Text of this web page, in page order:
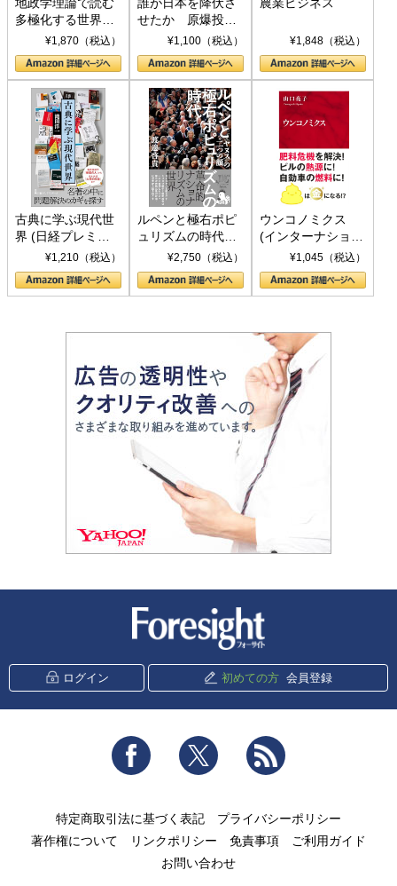
多極化する世界：
トランプとBRICS
の挑戦
¥1,870（税込）
せたか 原爆投
下、ソ連参戦、そ
して聖断 (PHP新
書)
¥1,100（税込） ¥1,848（税込）
古典に学ぶ現代世
界 (日経プレミア
シリーズ)¥1,210（税込）
ルペンと極右ポピ
ュリズムの時代：
〈ヤヌス〉の二つ
の顔
¥2,750（税込）
ウンコノミクス
(インターナショナ
ル新書)¥1,045（税込）
ログイン 初めての方 会員登録
Facebook Twitter
特定商取引法に基づく表記
プライバシーポリシー
著作権について
リンクポリシー 免責事項
ご利用ガイド
お問い合わせ